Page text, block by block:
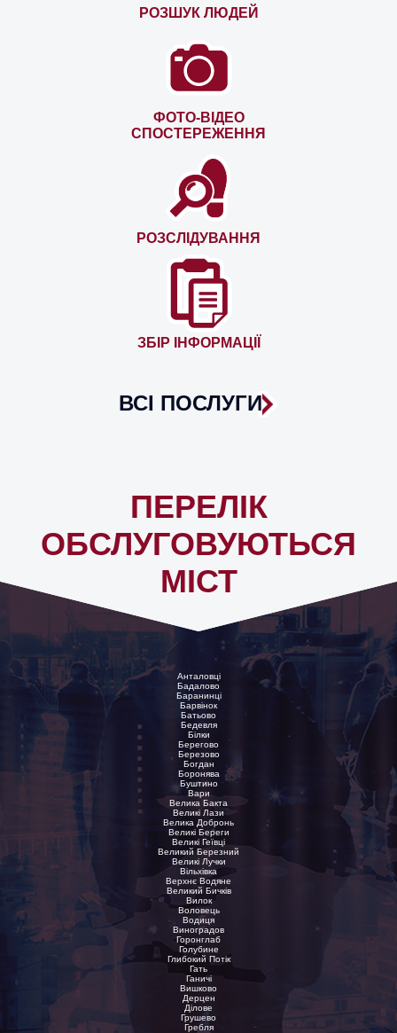
РОЗШУК ЛЮДЕЙ
ФОТО-ВІДЕО
СПОСТЕРЕЖЕННЯ
РОЗСЛІДУВАННЯ
ЗБІР ІНФОРМАЦІЇ
ВСІ ПОСЛУГИ
ПЕРЕЛІК
ОБСЛУГОВУЮТЬСЯ
МІСТ
Анталовці
Бадалово
Баранинці
Барвінок
Батьово
Бедевля
Білки
Берегово
Березово
Богдан
Боронява
Буштино
Вари
Велика Бакта
Великі Лази
Велика Добронь
Великі Береги
Великі Геївці
Великий Березний
Великі Лучки
Вільхівка
Верхнє Водяне
Великий Бичків
Вилок
Воловець
Водиця
Виноградов
Горонглаб
Голубине
Глибокий Потік
Гать
Ганичі
Вишково
Дерцен
Ділове
Грушево
Гребля